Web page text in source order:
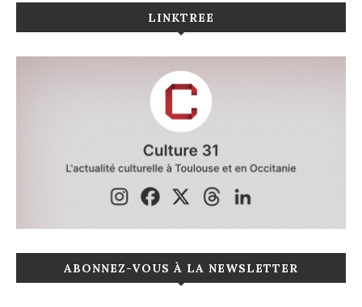
LINKTREE
ABONNEZ-VOUS À LA NEWSLETTER